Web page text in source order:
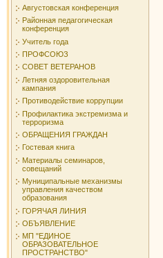
Августовская конференция
Районная педагогическая
конференция
Учитель года
ПРОФСОЮЗ
СОВЕТ ВЕТЕРАНОВ
Летняя оздоровительная
кампания
Противодействие коррупции
Профилактика экстремизма и
терроризма
ОБРАЩЕНИЯ ГРАЖДАН
Гостевая книга
Материалы семинаров,
совещаний
Муниципальные механизмы
управления качеством
образования
ГОРЯЧАЯ ЛИНИЯ
ОБЪЯВЛЕНИЕ
МП "ЕДИНОЕ
ОБРАЗОВАТЕЛЬНОЕ
ПРОСТРАНСТВО"